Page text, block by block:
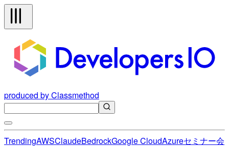
produced by Classmethod
TrendingAWSClaudeBedrockGoogle CloudAzureセミナー会